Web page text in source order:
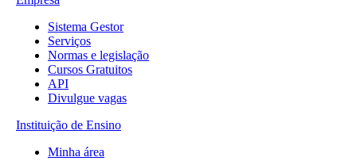
Sistema Gestor
Serviços
Normas e legislação
Cursos Gratuitos
API
Divulgue vagas
Instituição de Ensino
Minha área